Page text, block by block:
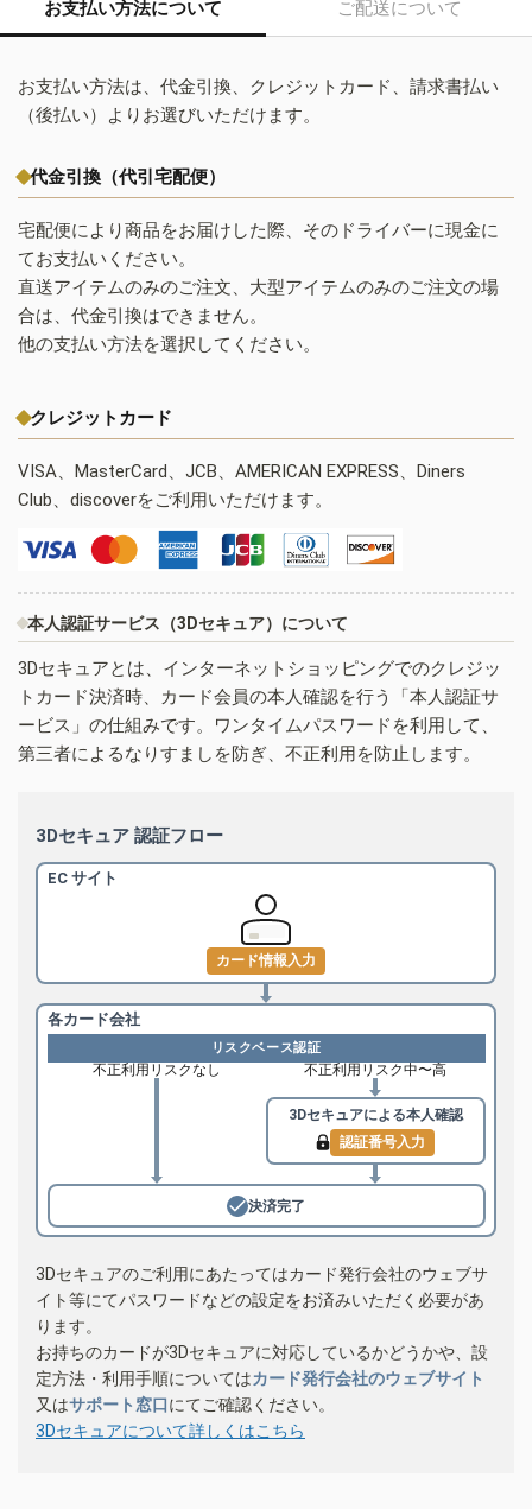
お支払い方法について ご配送について
お支払い方法は、代金引換、クレジットカード、請求書払い
（後払い）よりお選びいただけます。
代金引換（代引宅配便）
宅配便により商品をお届けした際、そのドライバーに現金に
てお支払いください。
直送アイテムのみのご注文、大型アイテムのみのご注文の場
合は、代金引換はできません。
他の支払い方法を選択してください。
クレジットカード
VISA、MasterCard、JCB、AMERICAN EXPRESS、Diners
Club、discoverをご利用いただけます。
本人認証サービス（3Dセキュア）について
3Dセキュアとは、インターネットショッピングでのクレジッ
トカード決済時、カード会員の本人確認を行う「本人認証サ
ービス」の仕組みです。ワンタイムパスワードを利用して、
第三者によるなりすましを防ぎ、不正利用を防止します。
3Dセキュア 認証フロー
EC サイト
カード情報入力
各カード会社
リスクベース認証
不正利用リスクなし 不正利用リスク中〜高
3Dセキュアによる本人確認
認証番号入力
決済完了
3Dセキュアのご利用にあたってはカード発行会社のウェブサ
イト等にてパスワードなどの設定をお済みいただく必要があ
ります。
お持ちのカードが3Dセキュアに対応しているかどうかや、設
定方法・利用手順についてはカード発行会社のウェブサイト
又はサポート窓口にてご確認ください。
3Dセキュアについて詳しくはこちら